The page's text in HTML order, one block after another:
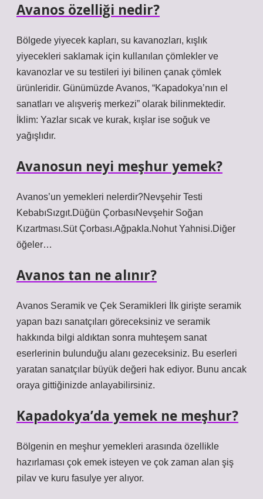
Avanos özelliği nedir?
Bölgede yiyecek kapları, su kavanozları, kışlık
yiyecekleri saklamak için kullanılan çömlekler ve
kavanozlar ve su testileri iyi bilinen çanak çömlek
ürünleridir. Günümüzde Avanos, “Kapadokya’nın el
sanatları ve alışveriş merkezi” olarak bilinmektedir.
İklim: Yazlar sıcak ve kurak, kışlar ise soğuk ve
yağışlıdır.
Avanosun neyi meşhur yemek?
Avanos’un yemekleri nelerdir?Nevşehir Testi
KebabıSızgıt.Düğün ÇorbasıNevşehir Soğan
Kızartması.Süt Çorbası.Ağpakla.Nohut Yahnisi.Diğer
öğeler…
Avanos tan ne alınır?
Avanos Seramik ve Çek Seramikleri İlk girişte seramik
yapan bazı sanatçıları göreceksiniz ve seramik
hakkında bilgi aldıktan sonra muhteşem sanat
eserlerinin bulunduğu alanı gezeceksiniz. Bu eserleri
yaratan sanatçılar büyük değeri hak ediyor. Bunu ancak
oraya gittiğinizde anlayabilirsiniz.
Kapadokya’da yemek ne meşhur?
Bölgenin en meşhur yemekleri arasında özellikle
hazırlaması çok emek isteyen ve çok zaman alan şiş
pilav ve kuru fasulye yer alıyor.